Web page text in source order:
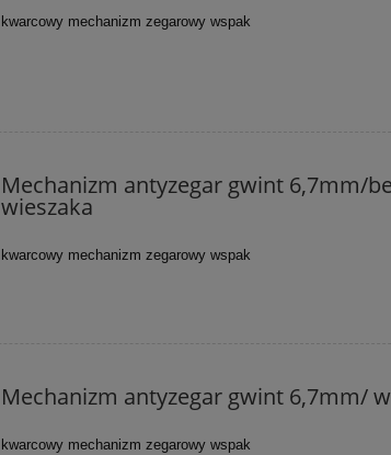
kwarcowy mechanizm zegarowy wspak
Mechanizm antyzegar gwint 6,7mm/
wieszaka
kwarcowy mechanizm zegarowy wspak
Mechanizm antyzegar gwint 6,7mm/
kwarcowy mechanizm zegarowy wspak